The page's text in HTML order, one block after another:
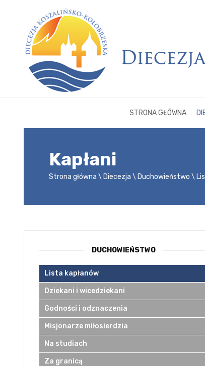
STRONA GŁÓWNA
Kapłani
Strona główna Diecezja Duchowieństwo
DUCHOWIEŃSTWO
Lista kapłanów
Dziekani i wicedziekani
Godności i odznaczenia
Misjonarze miłosierdzia
Na studiach
Za granicą